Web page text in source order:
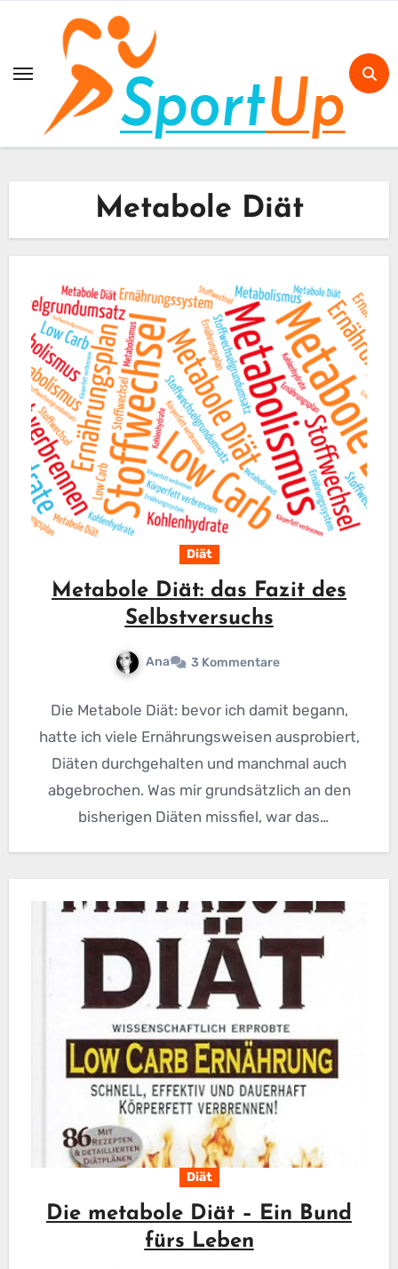
Metabole Diät
Diät
Metabole Diät: das Fazit des
Selbstversuchs
Ana 3 Kommentare
Die Metabole Diät: bevor ich damit begann,
hatte ich viele Ernährungsweisen ausprobiert,
Diäten durchgehalten und manchmal auch
abgebrochen. Was mir grundsätzlich an den
bisherigen Diäten missfiel, war das
Diät
Die metabole Diät – Ein Bund
fürs Leben